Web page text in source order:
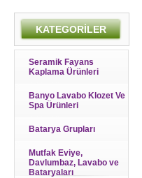
KATEGORİLER
Seramik Fayans
Kaplama Ürünleri
Banyo Lavabo Klozet Ve
Spa Ürünleri
Batarya Grupları
Mutfak Eviye,
Davlumbaz, Lavabo ve
Bataryaları